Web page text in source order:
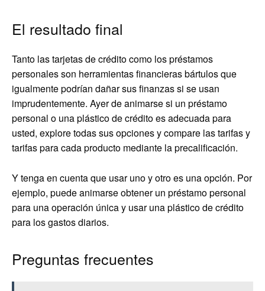
El resultado final
Tanto las tarjetas de crédito como los préstamos
personales son herramientas financieras bártulos que
igualmente podrían dañar sus finanzas si se usan
imprudentemente. Ayer de animarse si un préstamo
personal o una plástico de crédito es adecuada para
usted, explore todas sus opciones y compare las tarifas y
tarifas para cada producto mediante la precalificación.
Y tenga en cuenta que usar uno y otro es una opción. Por
ejemplo, puede animarse obtener un préstamo personal
para una operación única y usar una plástico de crédito
para los gastos diarios.
Preguntas frecuentes